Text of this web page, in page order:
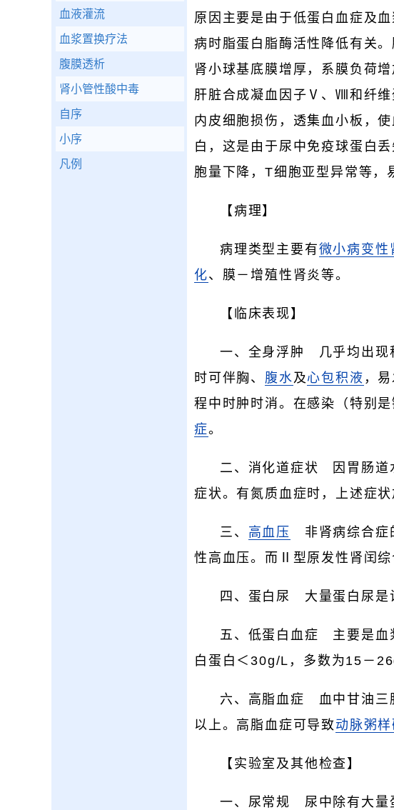
原因主要是由于低蛋白血症及
病时脂蛋白脂酶活性降低有关
肾小球基底膜增厚，系膜负荷
肝脏合成凝血因子Ⅴ、Ⅷ和纤维
内皮细胞损伤，透集血小板，
白，这是由于尿中免疫球蛋白
胞量下降，T细胞亚型异常等，
【病理】
病理类型主要有微小病变性
化、膜－增殖性肾炎等。
【临床表现】
一、全身浮肿 几乎均出现
时可伴胸、 腹水及心包积液 ，
程中时肿时消。在感染（特别
症。
二、消化道症状 因胃肠道
症状。有氮质血症时，上述症状
三、 高血压
非肾病综合症
性高血压。而Ⅱ型原发性肾闰综
四、蛋白尿 大量蛋白尿是
五、低蛋白血症 主要是血
白蛋白＜30g/L，多数为15－
六、高脂血症 血中甘油三
以上。高脂血症可导致动脉粥
【实验室及其他检查】
一、尿常规 尿中除有大量
血液灌流
血浆置换疗法
腹膜透析
肾小管性酸中毒
自序
小序
凡例